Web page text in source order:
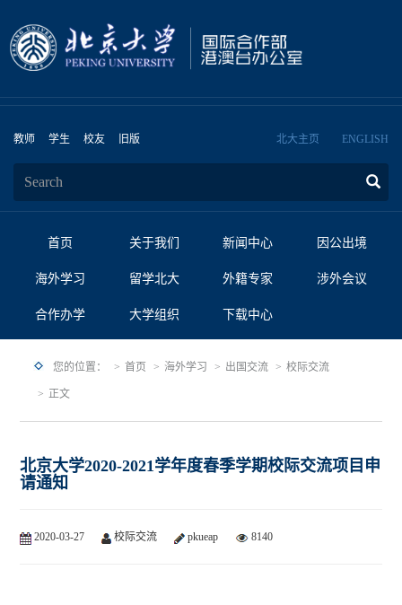
教师 学生 校友 旧版 北大主页 ENGLISH
首页 关于我们 新闻中心 因公出境
海外学习 留学北大 外籍专家 涉外会议
合作办学 大学组织 下载中心
您的位置： 首页 海外学习 出国交流 校际交流
正文
北京大学2020-2021学年度春季学期校际交流项目申
请通知
2020-03-27 校际交流 pkueap 8140